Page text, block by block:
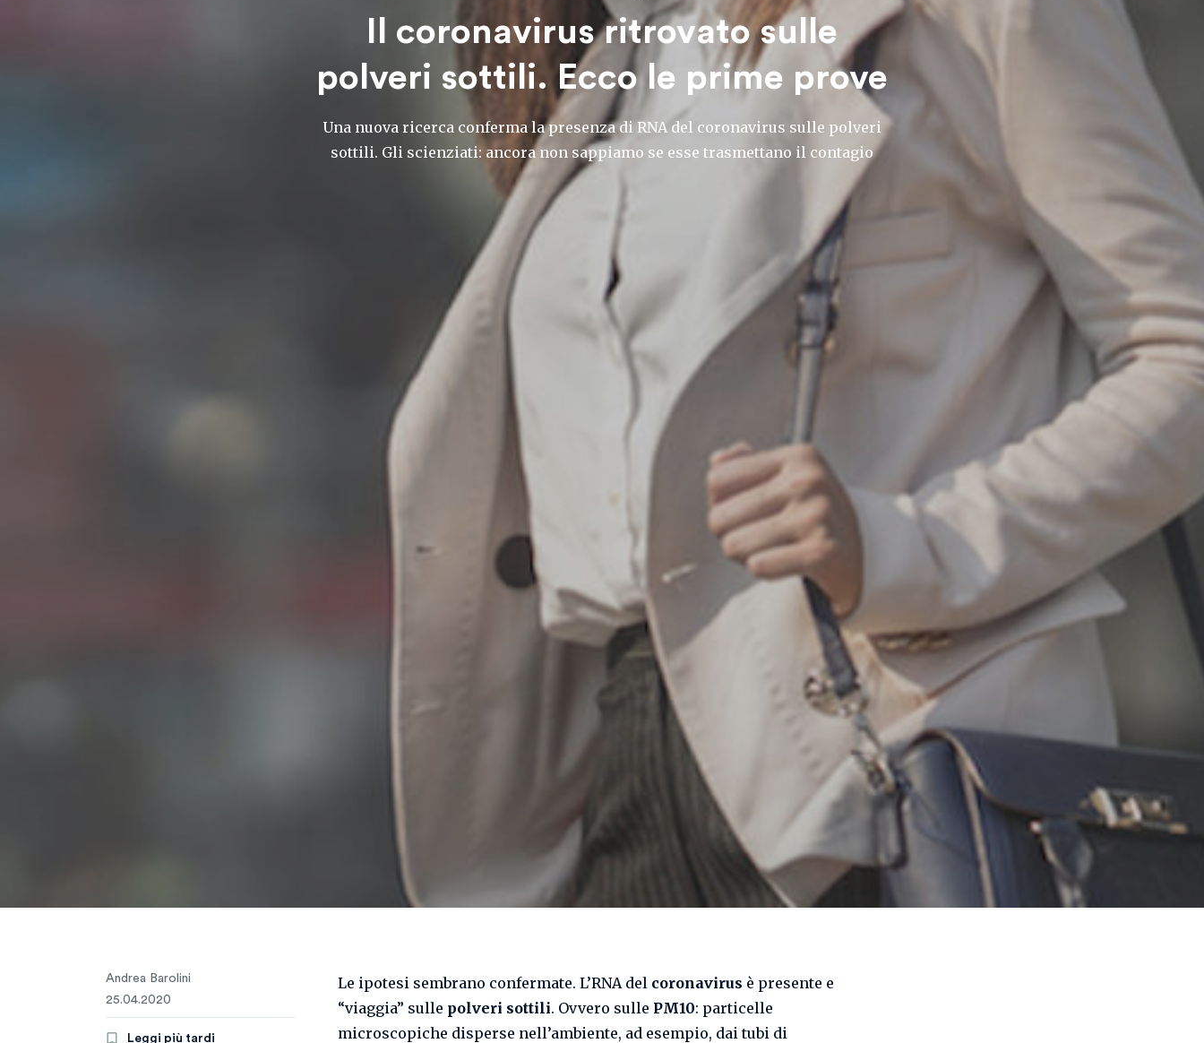
Il coronavirus ritrovato sulle
polveri sottili. Ecco le prime prove
Una nuova ricerca conferma la presenza di RNA del coronavirus sulle polveri
sottili. Gli scienziati: ancora non sappiamo se esse trasmettano il contagio
La Società Italiana di Medicina Ambientale ha confermato la presenza di coronavirus sulle polveri sottili (PM10)
Andrea Barolini
25.04.2020
Leggi più tardi
Le ipotesi sembrano confermate. L’RNA del coronavirus è presente e
“viaggia” sulle polveri sottili. Ovvero sulle PM10: particelle
microscopiche disperse nell’ambiente, ad esempio, dai tubi di